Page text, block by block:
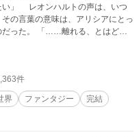
い」 レオンハルトの声は、いつ
の言葉の意味は、アリシアにとっ
だった。 「……離れる、とはどう
いないでほしい、ということ
もらいたい」 アリシアは、ゆ
を、彼女は必死に抑えていた。こ
なかったからだ。
件
界 ファンタジー
完結